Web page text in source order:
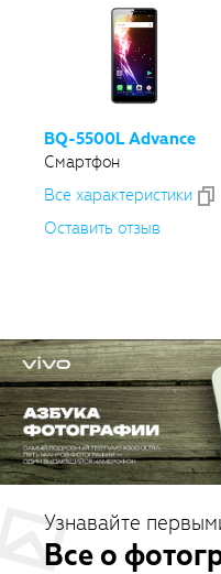
BQ-5500LAdvance
Смартфон
Все xарактеристики
Оставить отзыв
Узнавайте
Все о